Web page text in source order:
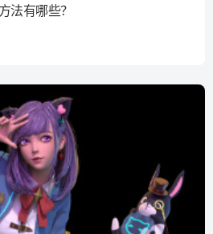
法有哪些？